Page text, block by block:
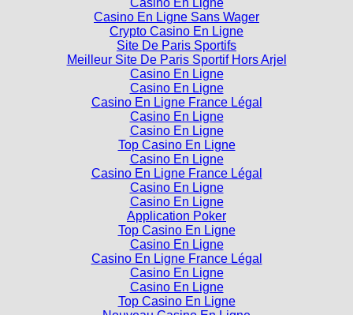
Crypto Casino En Ligne
Site De Paris Sportifs
Meilleur Site De Paris Sportif Hors Arjel
Casino En Ligne
Casino En Ligne
Casino En Ligne France Légal
Casino En Ligne
Casino En Ligne
Top Casino En Ligne
Casino En Ligne
Casino En Ligne France Légal
Casino En Ligne
Casino En Ligne
Application Poker
Top Casino En Ligne
Casino En Ligne
Casino En Ligne France Légal
Casino En Ligne
Casino En Ligne
Top Casino En Ligne
Nouveau Casino En Ligne
Casino En Ligne Cashlib